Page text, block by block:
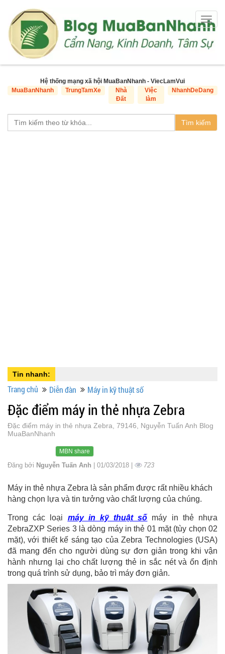
Hệ thống mạng xã hội MuaBanNhanh - ViecLamVui
MuaBanNhanh
TrungTamXe
Nhà
Đất
Việc
làm
NhanhDeDang
Tìm kiếm
Tin nhanh:
Trang chủ Diễn đàn Máy in kỹ thuật số
Đặc điểm máy in thẻ nhựa Zebra
Đặc điểm máy in thẻ nhựa Zebra, 79146, Nguyễn Tuấn Anh Blog
MuaBanNhanh
MBN share
Đăng bởi Nguyễn Tuấn Anh | 01/03/2018 | 723
Máy in thẻ nhựa Zebra là sản phẩm được rất nhiều khách
hàng chọn lựa và tin tưởng vào chất lượng của chúng.
Trong các loại máy in kỹ thuật số máy in thẻ nhựa
ZebraZXP Series 3 là dòng máy in thẻ 01 mặt (tùy chọn 02
mặt), với thiết kế sáng tạo của Zebra Technologies (USA)
đã mang đến cho người dùng sự đơn giản trong khi vận
hành nhưng lại cho chất lượng thẻ in sắc nét và ổn định
trong quá trình sử dụng, bảo trì máy đơn giản.